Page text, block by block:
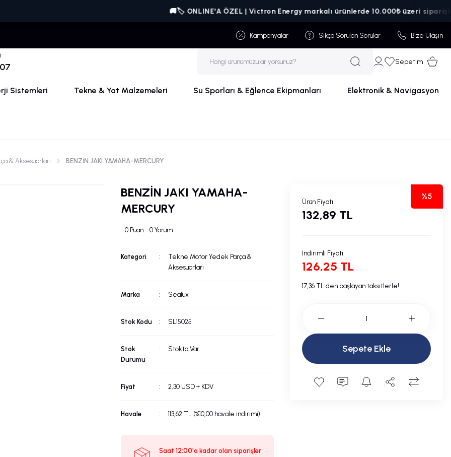
Kampanyalar Sıkça Sorulan Sorular Bize Ulaşın
Sepetim
Sistemleri Tekne & Yat Malzemeleri Su Sporları & Eğlence Ekipmanları Elektronik & Navigasyon
🚚🏷️ ONLINE'A ÖZEL | Victron Energy markalı ürünlerde 10.000₺ üzeri
& Aksesuarları BENZİN JAKI YAMAHA-MERCURY
BENZİN JAKI YAMAHA-
MERCURY
0 Puan - 0 Yorum
Kategori
Tekne Motor Yedek Parça &
Aksesuarları
Marka Sealux
Stok Kodu SL15025
Stok
Durumu
Stokta Var
Fiyat 2,30 USD + KDV
Havale 113,62 TL (%10,00 havale indirimi)
Saat 12:00'a kadar olan siparişler
%5
Ürün Fiyatı
132,89 TL
İndirimli Fiyatı
126,25 TL
17,36 TL den başlayan taksitlerle!
Sepete Ekle